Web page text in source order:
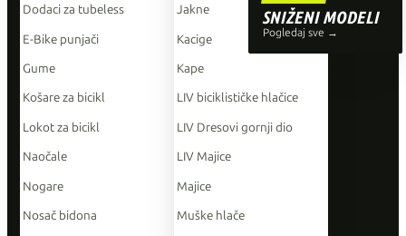
SNIŽENI MODELI
Pogledaj sve →
Dodaci za tubeless
E-Bike punjači
Gume
Košare za bicikl
Lokot za bicikl
Naočale
Nogare
Nosač bidona
Jakne
Kacige
Kape
LIV biciklističke hlačice
LIV Dresovi gornji dio
LIV Majice
Majice
Muške hlače